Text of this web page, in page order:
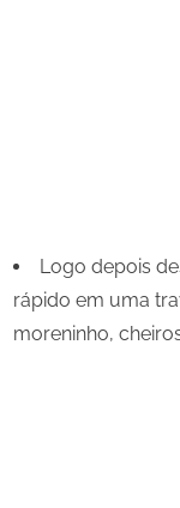
Logo depois
rápido em uma
moreninho,